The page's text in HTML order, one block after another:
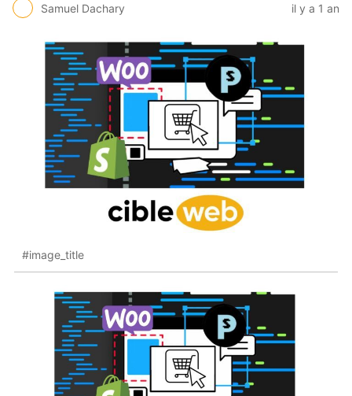
Samuel Dachary il y a 1 an
#image_title